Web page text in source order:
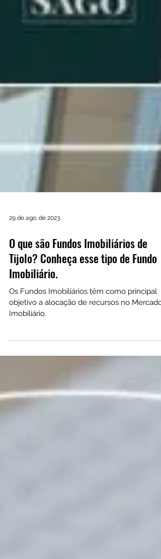
O que são Fundos Imobiliários de
Tijolo? Conheça esse tipo de Fundo
Imobiliário.
Os Fundos Imobiliários têm como principal
objetivo a alocação de recursos no Mercado